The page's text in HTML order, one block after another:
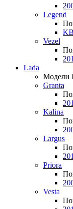
Legend
Vezel
Lada
Модели
Granta
Kalina
Largus
Priora
Vesta